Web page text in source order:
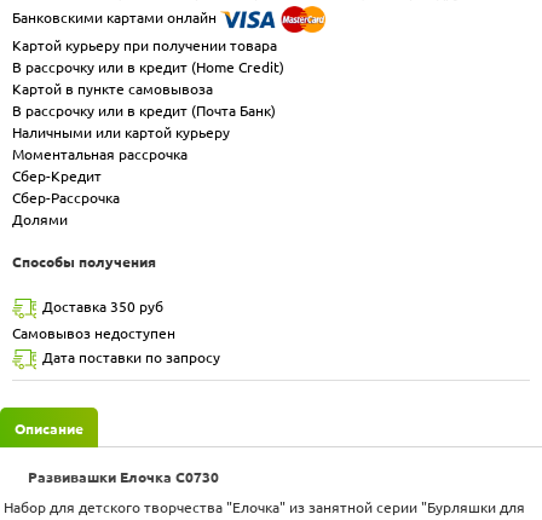
Банковскими картами онлайн
Картой курьеру при получении товара
В рассрочку или в кредит (Home Credit)
Картой в пункте самовывоза
В рассрочку или в кредит (Почта Банк)
Наличными или картой курьеру
Моментальная рассрочка
Сбер-Кредит
Сбер-Рассрочка
Долями
Способы получения
Доставка 350 руб
Самовывоз недоступен
Дата поставки по запросу
Описание
Развивашки Елочка С0730
Набор для детского творчества "Елочка" из занятной серии "Бурляшки для